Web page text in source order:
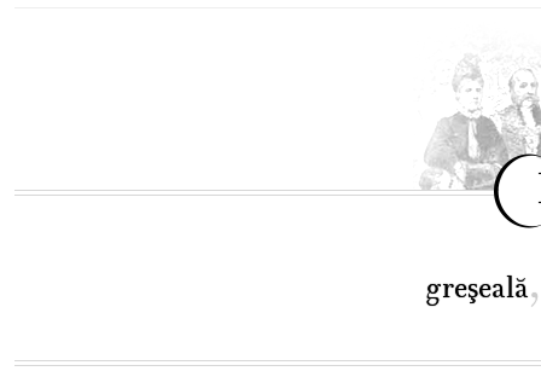
greşeală